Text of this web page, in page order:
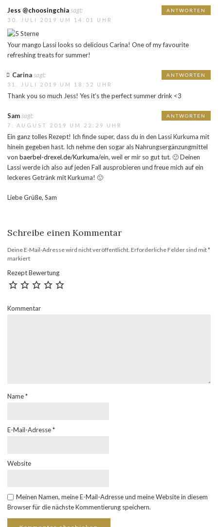
Jess @choosingchiasagt:
30. JULI 2019 UM 14:01 UHR
Your mango Lassi looks so delicious Carina! One of my favourite
refreshing treats for summer!
ANTWORTEN
Carinasagt:
31. JULI 2019 UM 18:52 UHR
Thank you so much Jess! Yes it’s the perfect summer drink <3
ANTWORTEN
Samsagt:
7. AUGUST 2019 UM 22:29 UHR
Ein ganz tolles Rezept! Ich finde super, dass du in den Lassi Kurkuma mit
hinein gegeben hast. Ich nehme den sogar als Nahrungsergänzungmittel
von baerbel-drexel.de/Kurkuma/ein, weil er mir so gut tut. 🙂 Deinen
Lassi werde ich also auf jeden Fall ausprobieren und freue mich auf ein
leckeres Getränk mit Kurkuma! 🙂
Liebe Grüße, Sam
ANTWORTEN
Schreibe einen Kommentar
Deine E-Mail-Adresse wird nicht veröffentlicht. Erforderliche Felder sind mit*
markiert
Rezept Bewertung
Kommentar
Name*
E-Mail-Adresse*
Website
Meinen Namen, meine E-Mail-Adresse und meine Website in diesem
Browser für die nächste Kommentierung speichern.